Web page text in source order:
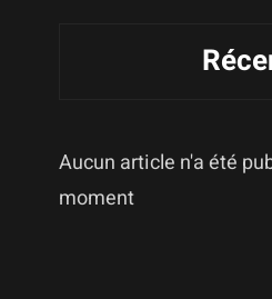
Aucun article n'a été
moment